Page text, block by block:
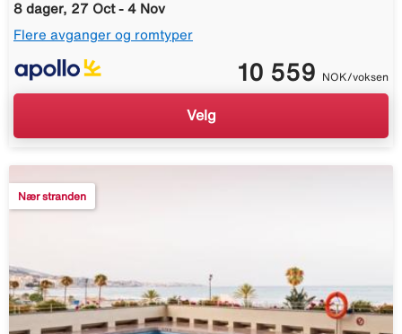
8 dager, 27 Oct - 4 Nov
Flere avganger og romtyper
10 559 NOK/voksen
Velg
Nær stranden